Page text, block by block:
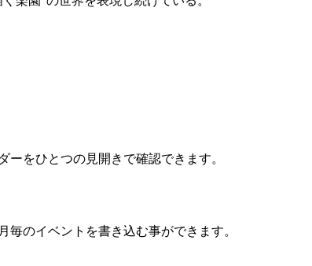
ーをひとつの見開きで確認できます。
毎のイベントを書き込む事ができます。